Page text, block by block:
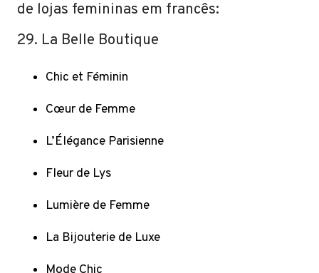
de lojas femininas em francês:
29. La Belle Boutique
Chic et Féminin
Cœur de Femme
L’Élégance Parisienne
Fleur de Lys
Lumière de Femme
La Bijouterie de Luxe